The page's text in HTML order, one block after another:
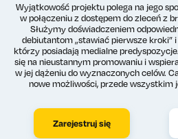
Wyjątkowość projektu polega na jego
w połączeniu z dostępem do zleceń z
Służymy doświadczeniem
debiutantom „stawiać pierwsze kroki”
którzy posiadają medialne
się na nieustannym promowaniu i
w jej dążeniu do wyznaczonych celów.
nowe możliwości, przede wszystkim
Zarejestruj się